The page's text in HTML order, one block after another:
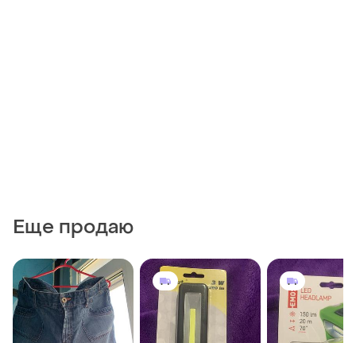
Еще продаю